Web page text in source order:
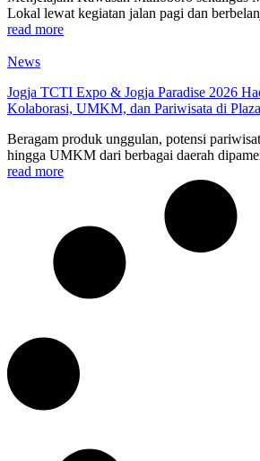
Lokal lewat kegiatan jalan pagi dan
read more
News
Jogja TCTI Expo & Jogja Paradise 2026
Kolaborasi, UMKM, dan Pariwisata di
Beragam produk unggulan, potensi
hingga UMKM dari berbagai daerah
read more